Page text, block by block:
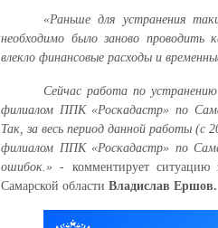
«Раньше для устранения
необходимо было заново
влекло финансовые расходы и
Сейчас работа по
филиалом ППК «Роскадастр» по
Так, за весь период данной работы (с
филиалом ППК «Роскадастр» по
ошибок.» - комментирует ситуацию
Самарской области Владислав Ершов.